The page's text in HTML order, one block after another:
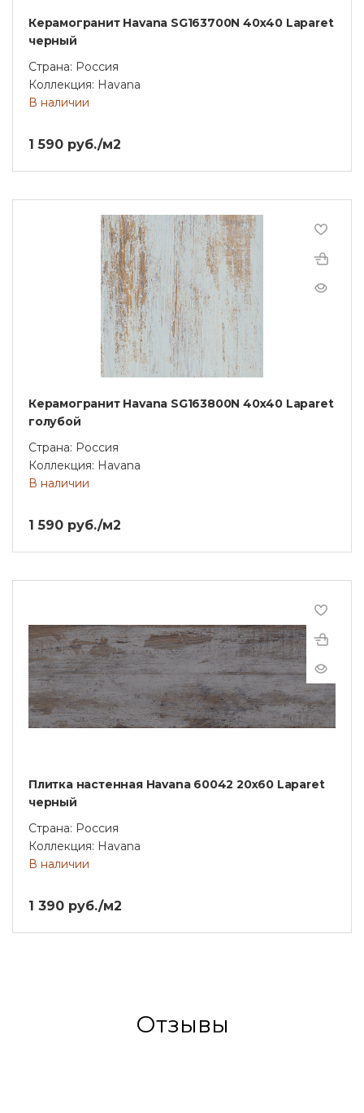
Керамогранит Havana SG163700N 40х40 Laparet
черный
Страна: Россия
Коллекция: Havana
В наличии
1 590 руб./м2
Керамогранит Havana SG163800N 40х40 Laparet
голубой
Страна: Россия
Коллекция: Havana
В наличии
1 590 руб./м2
Плитка настенная Havana 60042 20х60 Laparet
черный
Страна: Россия
Коллекция: Havana
В наличии
1 390 руб./м2
Отзывы